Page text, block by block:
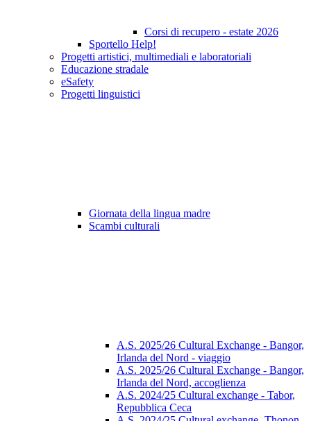
Corsi di recupero - estate 2026
Sportello Help!
Progetti artistici, multimediali e laboratoriali
Educazione stradale
eSafety
Progetti linguistici
Giornata della lingua madre
Scambi culturali
A.S. 2025/26 Cultural Exchange - Bangor,
Irlanda del Nord - viaggio
A.S. 2025/26 Cultural Exchange - Bangor,
Irlanda del Nord, accoglienza
A.S. 2024/25 Cultural exchange - Tabor,
Repubblica Ceca